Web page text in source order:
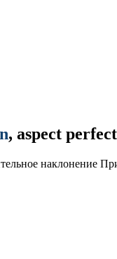
, aspect
наклонение